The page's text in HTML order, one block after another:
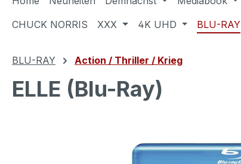
CHUCK NORRIS
XXX 4K UHD BLU-RAY
BLU-RAY Action / Thriller / Krieg
ELLE (Blu-Ray)